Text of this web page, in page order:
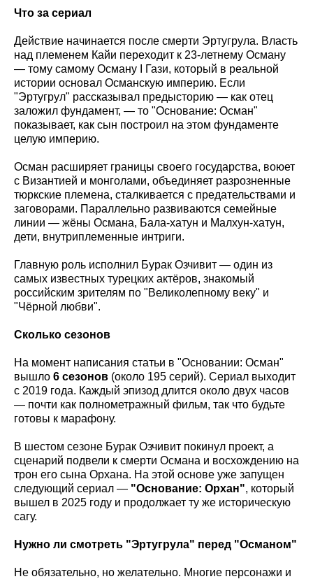
Что за сериал
Действие начинается после смерти Эртугрула. Власть
над племенем Кайи переходит к 23-летнему Осману
— тому самому Осману I Гази, который в реальной
истории основал Османскую империю. Если
"Эртугрул" рассказывал предысторию — как отец
заложил фундамент, — то "Основание: Осман"
показывает, как сын построил на этом фундаменте
целую империю.
Осман расширяет границы своего государства, воюет
с Византией и монголами, объединяет разрозненные
тюркские племена, сталкивается с предательствами и
заговорами. Параллельно развиваются семейные
линии — жёны Османа, Бала-хатун и Малхун-хатун,
дети, внутриплеменные интриги.
Главную роль исполнил Бурак Озчивит — один из
самых известных турецких актёров, знакомый
российским зрителям по "Великолепному веку" и
"Чёрной любви".
Сколько сезонов
На момент написания статьи в "Основании: Осман"
вышло 6 сезонов (около 195 серий). Сериал выходит
с 2019 года. Каждый эпизод длится около двух часов
— почти как полнометражный фильм, так что будьте
готовы к марафону.
В шестом сезоне Бурак Озчивит покинул проект, а
сценарий подвели к смерти Османа и восхождению на
трон его сына Орхана. На этой основе уже запущен
следующий сериал — "Основание: Орхан", который
вышел в 2025 году и продолжает ту же историческую
сагу.
Нужно ли смотреть "Эртугрула" перед "Османом"
Не обязательно, но желательно. Многие персонажи и